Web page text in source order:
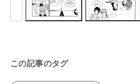
この記事のタグ